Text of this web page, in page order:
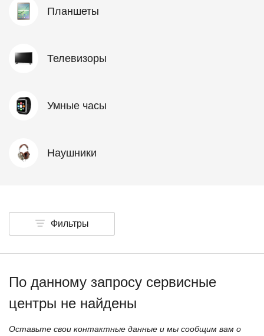
Планшеты
Телевизоры
Умные часы
Наушники
Фильтры
По данному запросу сервисные
центры не найдены
Оставьте свои контактные данные и мы сообщим вам о